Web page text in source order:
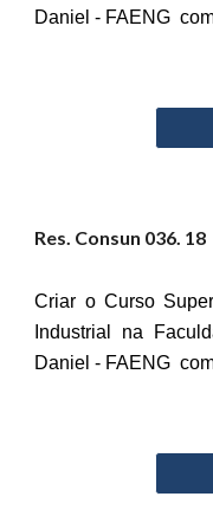
Daniel - FAENG
Res. Consun 036. 18
Criar o Curso
Industrial na
Daniel - FAENG